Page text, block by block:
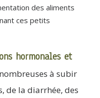
des aliments
ces petits
hormonales et
à subir
de la diarrhée, des